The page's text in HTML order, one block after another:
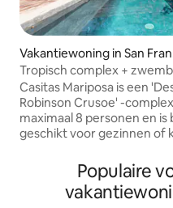
Vakantiewoning in San
sco
Tropisch complex +
buurt van semi-privé
Casitas Mariposa is een 'Designer
Robinson Crusoe' -
maximaal 8 personen en
geschikt voor gezinnen of
ongerepte natuur en
kleurrijke vogels geniet je
privacy, een
Populaire